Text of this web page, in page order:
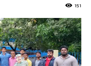
151